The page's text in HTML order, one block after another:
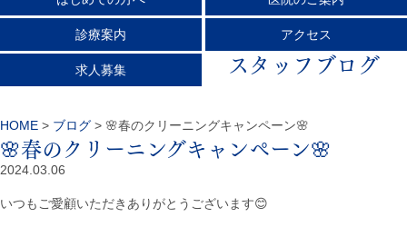
スタッフブログ
HOME > ブログ > 🌸春のクリーニングキャンペーン🌸
🌸春のクリーニングキャンペーン🌸
2024.03.06
いつもご愛顧いただきありがとうございます😊